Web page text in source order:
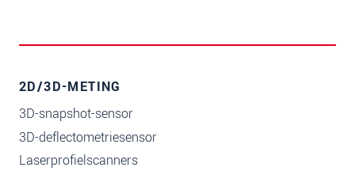
2D/3D-METING
3D-snapshot-sensor
3D-deflectometriesensor
Laserprofielscanners